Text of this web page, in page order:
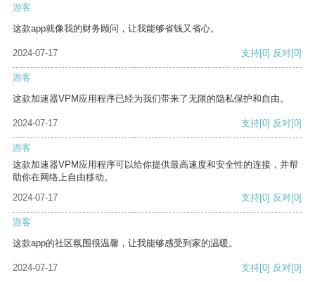
游客
这款app就像我的财务顾问，让我能够省钱又省心。
2024-07-17 支持[0] 反对[0]
游客
这款加速器VPM应用程序已经为我们带来了无限的隐私保护和自由。
2024-07-17 支持[0] 反对[0]
游客
这款加速器VPM应用程序可以给你提供最高速度和安全性的连接，并帮
助你在网络上自由移动。
2024-07-17
支持[0] 反对[0]
游客
这款app的社区氛围很温馨，让我能够感受到家的温暖。
2024-07-17 支持[0] 反对[0]